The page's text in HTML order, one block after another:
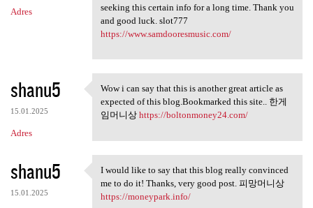
Adres
seeking this certain info for a long time. Thank you
and good luck. slot777
https://www.samdooresmusic.com/
shanu5
15.01.2025
Adres
Wow i can say that this is
Wow i can say that this is another great article as
expected of this blog.Bookmarked this site.. 한게
임머니상 https://boltonmoney24.com/
shanu5
15.01.2025
I would like to say that this
I would like to say that this blog really convinced
me to do it! Thanks, very good post. 피망머니상
https://moneypark.info/